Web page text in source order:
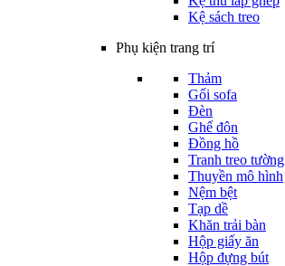
Kệ sách treo
Phụ kiện trang trí
Thảm
Gối sofa
Đèn
Ghế đôn
Đồng hồ
Tranh treo tường
Thuyền mô hình
Nệm bệt
Tạp dề
Khăn trải bàn
Hộp giấy ăn
Hộp đựng bút